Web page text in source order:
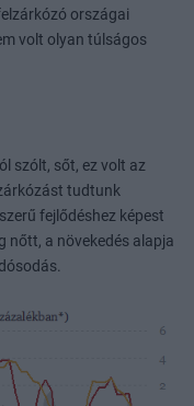
országai
volt olyan túlságos
szólt, sőt, ez volt az
tudtunk
fejlődéshez képest
nőtt, a növekedés alapja